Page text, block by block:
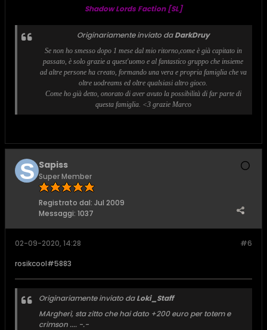
Shadow Lords Faction [SL]
Originariamente inviato daDarkDruy
Se non ho smesso dopo 1 mese dal mio ritorno,come è già capitato in
passato, è solo grazie a quest'uomo e al fantastico gruppo che insieme
ad altre persone ha creato, formando una vera e propria famiglia che va
oltre uodreams ed oltre qualsiasi altro gioco.
Come ho già detto, onorato di aver avuto la possibilità di far parte di
questa famiglia. <3 grazie Marco
Sapiss
Super Member
Registrato dal: Jul 2009
Messaggi: 1037
#6
02-09-2020, 14:28
rosikcool#5883
Originariamente inviato daLoki_Staff
MArgherì, sta zitto che hai dato +200 euro per totem e
crimson .... -.-